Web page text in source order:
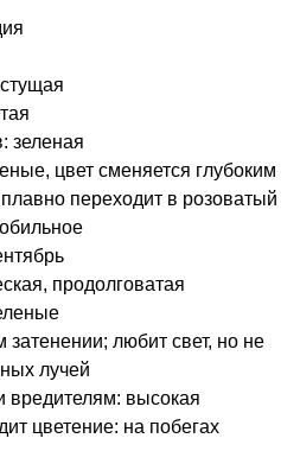
зеленая
цвет сменяется глубоким
переходит в розоватый
продолговатая
любит свет, но не
лучей
вредителям: высокая
цветение: на побегах